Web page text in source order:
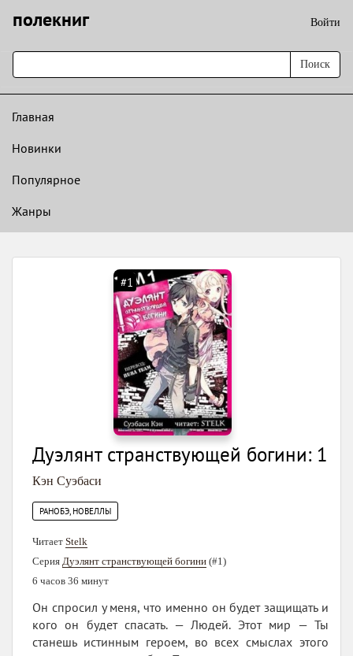
полекниг Войти
Поиск
Главная
Новинки
Популярное
Жанры
#1
Дуэлянт странствующей богини: 1
Кэн Суэбаси
РАНОБЭ, НОВЕЛЛЫ
Читает Stelk
Серия Дуэлянт странствующей богини (#1)
6 часов 36 минут
Он спросил у меня, что именно он будет защищать и
кого он будет спасать. — Людей. Этот мир — Ты
станешь истинным героем, во всех смыслах этого